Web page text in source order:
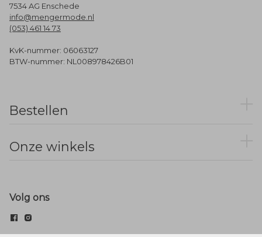
7534 AG Enschede
info@mengermode.nl
(053) 461 14 73
KvK-nummer: 06063127
BTW-nummer: NL008978426B01
Bestellen
Onze winkels
Volg ons